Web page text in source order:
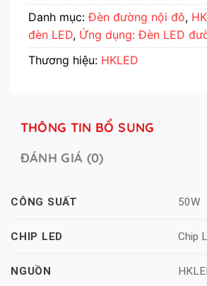
Danh mục:Đèn đường nội đô,
đèn LED, Ứng dụng: Đèn LED
Thương hiệu: HKLED
THÔNG TIN BỔ SUNG
ĐÁNH GIÁ (0)
CÔNG SUẤT 50W
CHIP LED Chip
NGUỒN